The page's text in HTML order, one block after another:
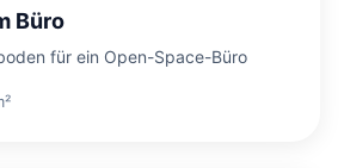
Büro
für ein Open-Space-Büro